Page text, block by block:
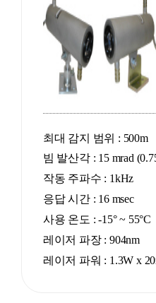
최대 감지 범위 : 500m
빔 발산각 : 15 mrad
작동 주파수 : 1kHz
응답 시간 : 16 msec
사용 온도 : -15° ~ 55°C
레이저 파장 : 904nm
레이저 파워 : 1.3W x